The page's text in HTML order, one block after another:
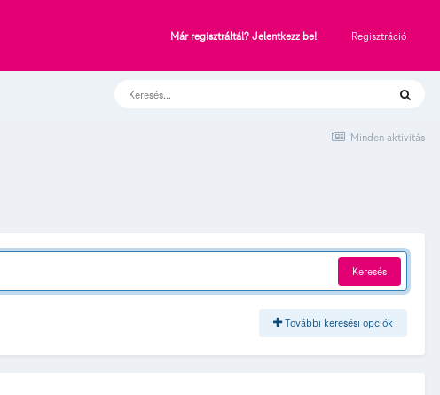
Már regisztráltál? Jelentkezz be! Regisztráció
Minden aktivitás
Keresés
További keresési opciók